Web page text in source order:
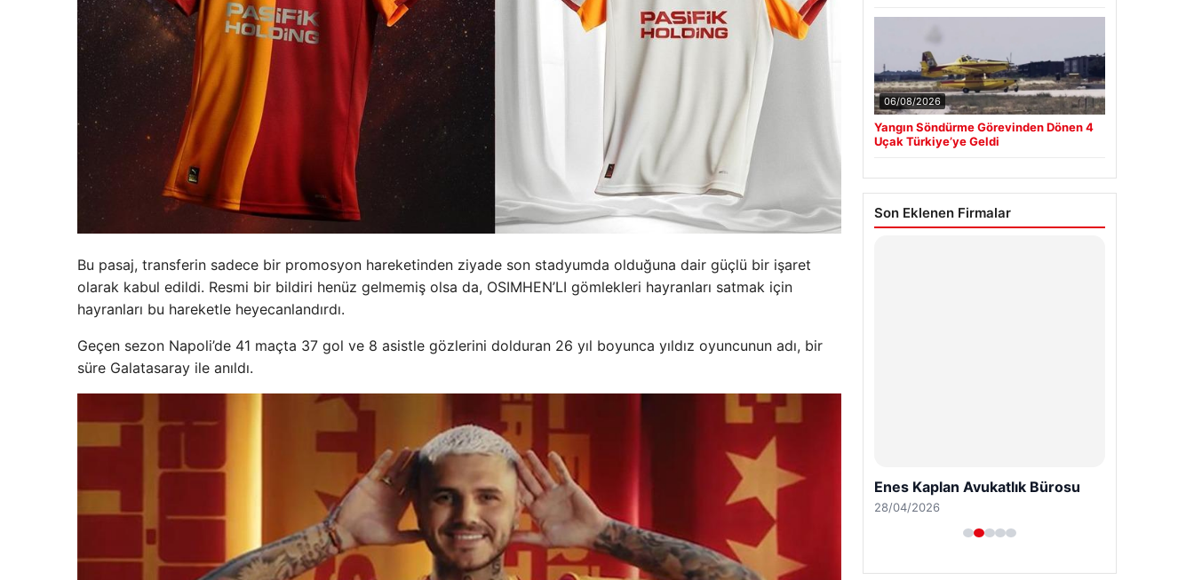
Bu pasaj, transferin sadece bir promosyon hareketinden ziyade son stadyumda olduğuna dair güçlü bir işaret
olarak kabul edildi. Resmi bir bildiri henüz gelmemiş olsa da, OSIMHEN’LI gömlekleri hayranları satmak için
hayranları bu hareketle heyecanlandırdı.
Geçen sezon Napoli’de 41 maçta 37 gol ve 8 asistle gözlerini dolduran 26 yıl boyunca yıldız oyuncunun adı, bir
süre Galatasaray ile anıldı.
06/08/2026
Yangın Söndürme Görevinden Dönen 4
Uçak Türkiye’ye Geldi
Son Eklenen Firmalar
Enes Kaplan Avukatlık Bürosu
28/04/2026